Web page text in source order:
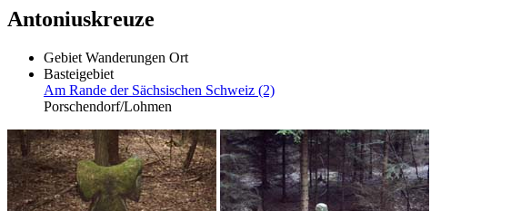
Antoniuskreuze
Gebiet Wanderungen Ort
Basteigebiet
Am Rande der Sächsischen Schweiz (2)
Porschendorf/Lohmen